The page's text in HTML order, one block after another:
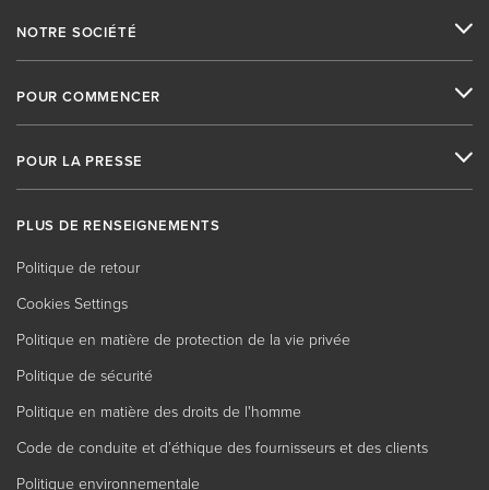
NOTRE SOCIÉTÉ
POUR COMMENCER
POUR LA PRESSE
PLUS DE RENSEIGNEMENTS
Politique de retour
Cookies Settings
Politique en matière de protection de la vie privée
Politique de sécurité
Politique en matière des droits de l'homme
Code de conduite et d’éthique des fournisseurs et des clients
Politique environnementale